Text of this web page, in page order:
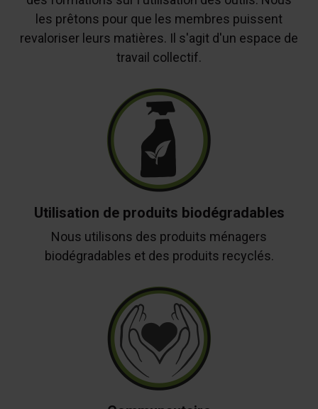
les prêtons pour que les membres puissent
revaloriser leurs matières. Il s'agit d'un espace de
travail collectif.
Utilisation de produits biodégradables
Nous utilisons des produits ménagers
biodégradables et des produits recyclés.